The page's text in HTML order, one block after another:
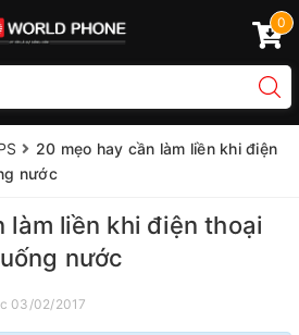
0
20 mẹo hay cần làm liền khi điện
nước
làm liền khi điện thoại
nước
03/02/2017